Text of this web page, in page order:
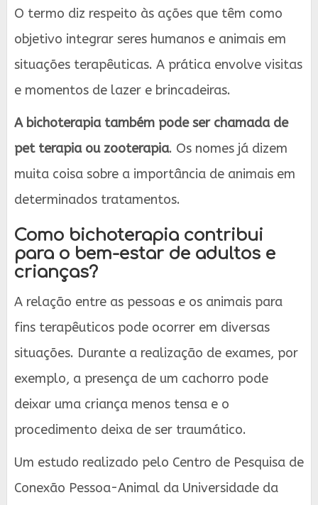
O termo diz respeito às ações que têm como
objetivo integrar seres humanos e animais em
situações terapêuticas. A prática envolve visitas
e momentos de lazer e brincadeiras.
A bichoterapia também pode ser chamada de
pet terapia ou zooterapia. Os nomes já dizem
muita coisa sobre a importância de animais em
determinados tratamentos.
Como bichoterapia contribui
para o bem-estar de adultos e
crianças?
A relação entre as pessoas e os animais para
fins terapêuticos pode ocorrer em diversas
situações. Durante a realização de exames, por
exemplo, a presença de um cachorro pode
deixar uma criança menos tensa e o
procedimento deixa de ser traumático.
Um estudo realizado pelo Centro de Pesquisa de
Conexão Pessoa-Animal da Universidade da